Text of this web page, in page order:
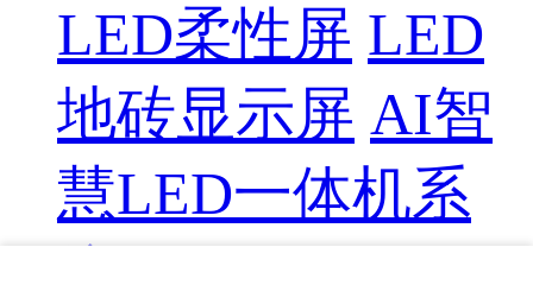
LED柔性屏 LED
地砖显示屏 AI智
慧LED一体机系